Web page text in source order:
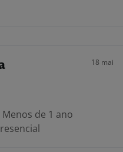
18 mai
Menos de 1 ano